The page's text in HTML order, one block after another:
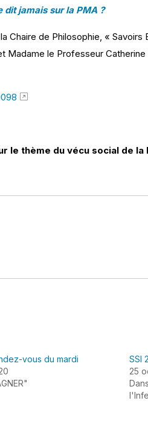
dit jamais sur la PMA ?
Chaire de Philosophie, «
le Professeur
le thème du vécu social de la
vous du mardi
SSI
25